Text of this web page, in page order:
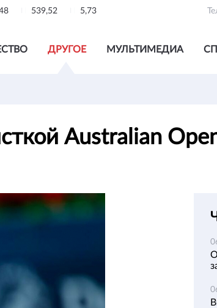
539,52 5,73
ДРУГОЕ МУЛЬТИМЕДИА
Australian